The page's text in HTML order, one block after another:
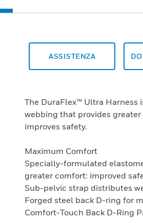
ASSISTENZA
The DuraFlex™ Ultra Harness
webbing that provides
improves safety.
Maximum Comfort
Specially-formulated
greater comfort: improved
Sub-pelvic strap distributes
Forged steel back D-ring for
Comfort-Touch Back D-Ring